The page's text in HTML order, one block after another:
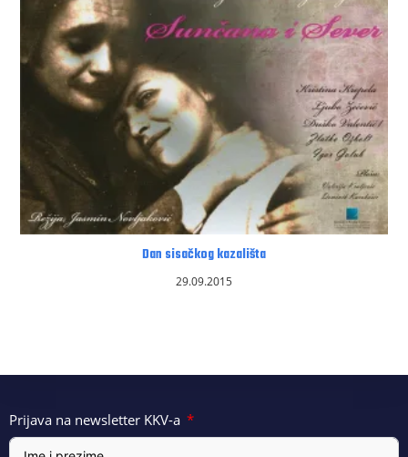
Dan sisačkog kazališta
29.09.2015
Prijava na newsletter KKV-a